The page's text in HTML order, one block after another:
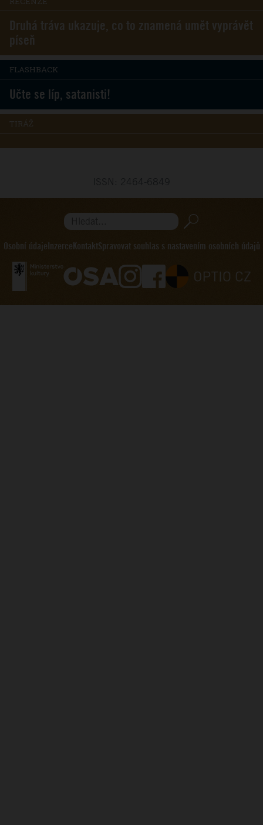
Druhá tráva ukazuje, co to znamená umět vyprávět
píseň
FLASHBACK
Učte se líp, satanisti!
TIRÁŽ
Hledat...
Osobní údaje Inzerce KontaktSpravovat souhlas s nastavením osobních údajů